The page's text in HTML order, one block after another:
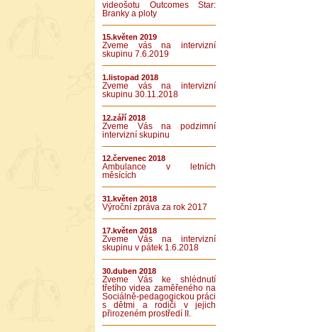
videošotu Outcomes Star:
Branky a ploty
15.květen 2019
Zveme vás na intervizní
skupinu 7.6.2019
1.listopad 2018
Zveme vás na intervizní
skupinu 30.11.2018
12.září 2018
Zveme Vás na podzimní
intervizní skupinu
12.červenec 2018
Ambulance v letních
měsících
31.květen 2018
Výroční zpráva za rok 2017
17.květen 2018
Zveme Vás na intervizní
skupinu v pátek 1.6.2018
30.duben 2018
Zveme Vás ke shlédnutí
třetího videa zaměřeného na
Sociálně-pedagogickou práci
s dětmi a rodiči v jejich
přirozeném prostředí II.